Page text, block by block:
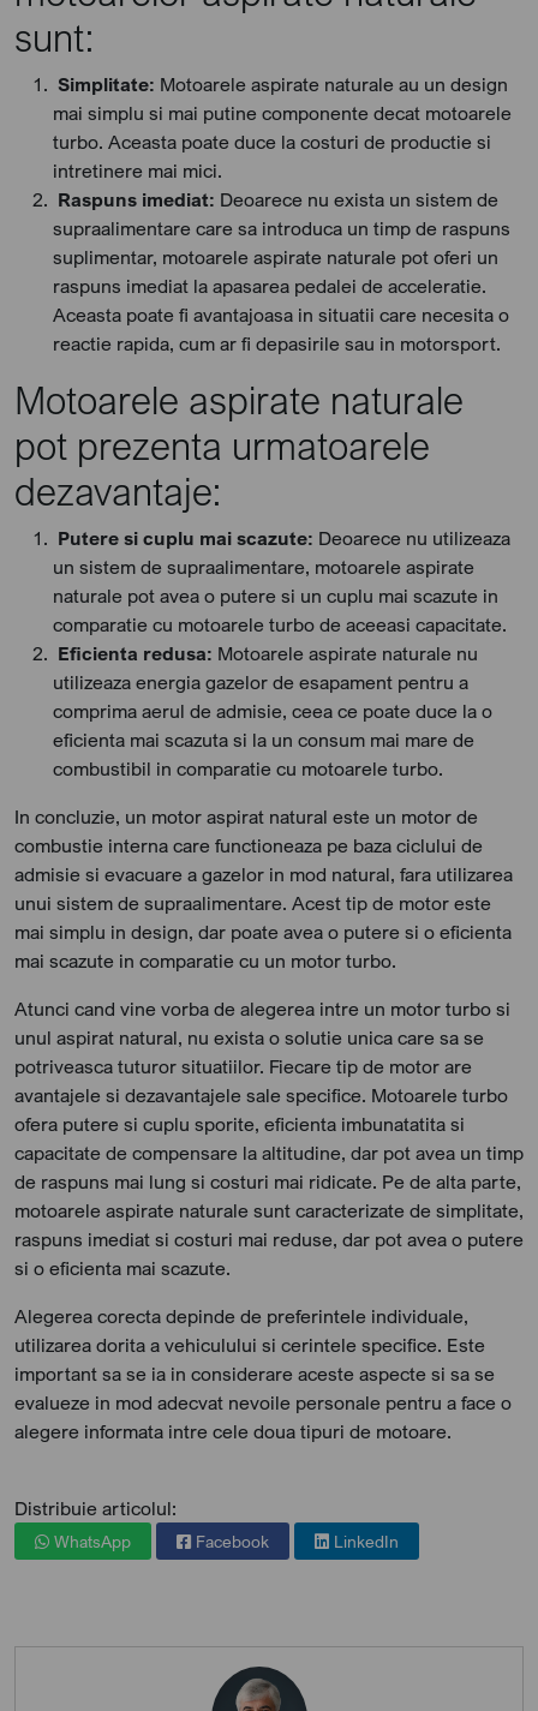
sunt:
Simplitate: Motoarele aspirate naturale au un design
mai simplu si mai putine componente decat motoarele
turbo. Aceasta poate duce la costuri de productie si
intretinere mai mici.
Raspuns imediat: Deoarece nu exista un sistem de
supraalimentare care sa introduca un timp de raspuns
suplimentar, motoarele aspirate naturale pot oferi un
raspuns imediat la apasarea pedalei de acceleratie.
Aceasta poate fi avantajoasa in situatii care necesita o
reactie rapida, cum ar fi depasirile sau in motorsport.
Motoarele aspirate naturale
pot prezenta urmatoarele
dezavantaje:
Putere si cuplu mai scazute: Deoarece nu utilizeaza
un sistem de supraalimentare, motoarele aspirate
naturale pot avea o putere si un cuplu mai scazute in
comparatie cu motoarele turbo de aceeasi capacitate.
Eficienta redusa: Motoarele aspirate naturale nu
utilizeaza energia gazelor de esapament pentru a
comprima aerul de admisie, ceea ce poate duce la o
eficienta mai scazuta si la un consum mai mare de
combustibil in comparatie cu motoarele turbo.
In concluzie, un motor aspirat natural este un motor de
combustie interna care functioneaza pe baza ciclului de
admisie si evacuare a gazelor in mod natural, fara utilizarea
unui sistem de supraalimentare. Acest tip de motor este
mai simplu in design, dar poate avea o putere si o eficienta
mai scazute in comparatie cu un motor turbo.
Atunci cand vine vorba de alegerea intre un motor turbo si
unul aspirat natural, nu exista o solutie unica care sa se
potriveasca tuturor situatiilor. Fiecare tip de motor are
avantajele si dezavantajele sale specifice. Motoarele turbo
ofera putere si cuplu sporite, eficienta imbunatatita si
capacitate de compensare la altitudine, dar pot avea un timp
de raspuns mai lung si costuri mai ridicate. Pe de alta parte,
motoarele aspirate naturale sunt caracterizate de simplitate,
raspuns imediat si costuri mai reduse, dar pot avea o putere
si o eficienta mai scazute.
Alegerea corecta depinde de preferintele individuale,
utilizarea dorita a vehiculului si cerintele specifice. Este
important sa se ia in considerare aceste aspecte si sa se
evalueze in mod adecvat nevoile personale pentru a face o
alegere informata intre cele doua tipuri de motoare.
Distribuie articolul:
WhatsApp Facebook LinkedIn